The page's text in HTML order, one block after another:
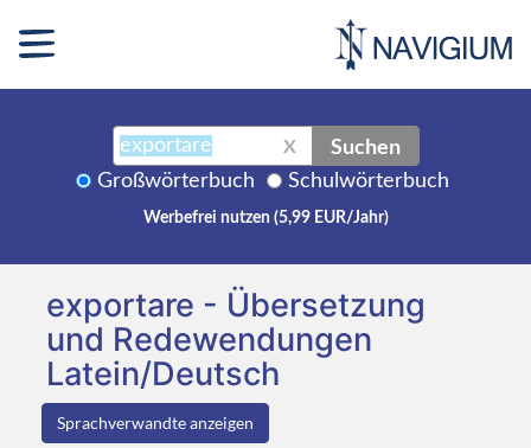
X Suchen
Großwörterbuch Schulwörterbuch
Werbefrei nutzen (5,99 EUR/Jahr)
exportare - Übersetzung
und Redewendungen
Latein/Deutsch
Sprachverwandte anzeigen